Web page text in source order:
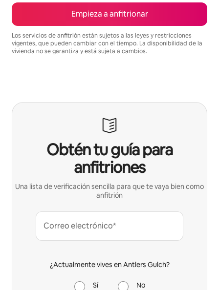
Empieza a anfitrionar
Los servicios de anfitrión están sujetos a las leyes y restricciones
vigentes, que pueden cambiar con el tiempo. La disponibilidad de la
vivienda no se garantiza y está sujeta a cambios.
Obtén tu guía para
anfitriones
Una lista de verificación sencilla para que te vaya bien como
anfitrión
Correo electrónico*
¿Actualmente vives en Antlers Gulch?
Sí No